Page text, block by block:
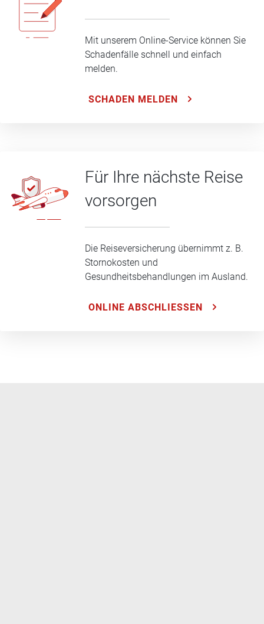
Mit unserem Online-Service können Sie
Schadenfälle schnell und einfach
melden.
SCHADEN MELDEN
Für Ihre nächste Reise
vorsorgen
Die Reiseversicherung übernimmt z. B.
Stornokosten und
Gesundheitsbehandlungen im Ausland.
ONLINE ABSCHLIESSEN